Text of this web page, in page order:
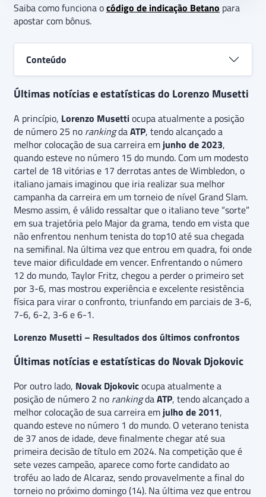
Saiba como funciona ocódigo de indicação Betano para
apostar com bônus.
Conteúdo
Últimas notícias e estatísticas do Lorenzo Musetti
A princípio, Lorenzo Musettiocupa atualmente a posição
de número 25 no rankingdaATP, tendo alcançado a
melhor colocação de sua carreira em junho de 2023,
quando esteve no número 15 do mundo. Com um modesto
cartel de 18 vitórias e 17 derrotas antes de Wimbledon, o
italiano jamais imaginou que iria realizar sua melhor
campanha da carreira em um torneio de nível Grand Slam.
Mesmo assim, é válido ressaltar que o italiano teve “sorte”
em sua trajetória pelo Major da grama, tendo em vista que
não enfrentou nenhum tenista do top10 até sua chegada
na semifinal. Na última vez que entrou em quadra, foi onde
teve maior dificuldade em vencer. Enfrentando o número
12 do mundo, Taylor Fritz, chegou a perder o primeiro set
por 3-6, mas mostrou experiência e excelente resistência
física para virar o confronto, triunfando em parciais de 3-6,
7-6, 6-2, 3-6 e 6-1.
Lorenzo Musetti – Resultados dos últimos confrontos
Últimas notícias e estatísticas do Novak Djokovic
Por outro lado, Novak Djokovicocupa atualmente a
posição de número 2 no rankingdaATP, tendo alcançado a
melhor colocação de sua carreira em julho de 2011,
quando esteve no número 1 do mundo. O veterano tenista
de 37 anos de idade, deve finalmente chegar até sua
primeira decisão de título em 2024. Na competição que é
sete vezes campeão, aparece como forte candidato ao
troféu ao lado de Alcaraz, sendo provavelmente a final do
torneio no próximo domingo (14). Na última vez que entrou